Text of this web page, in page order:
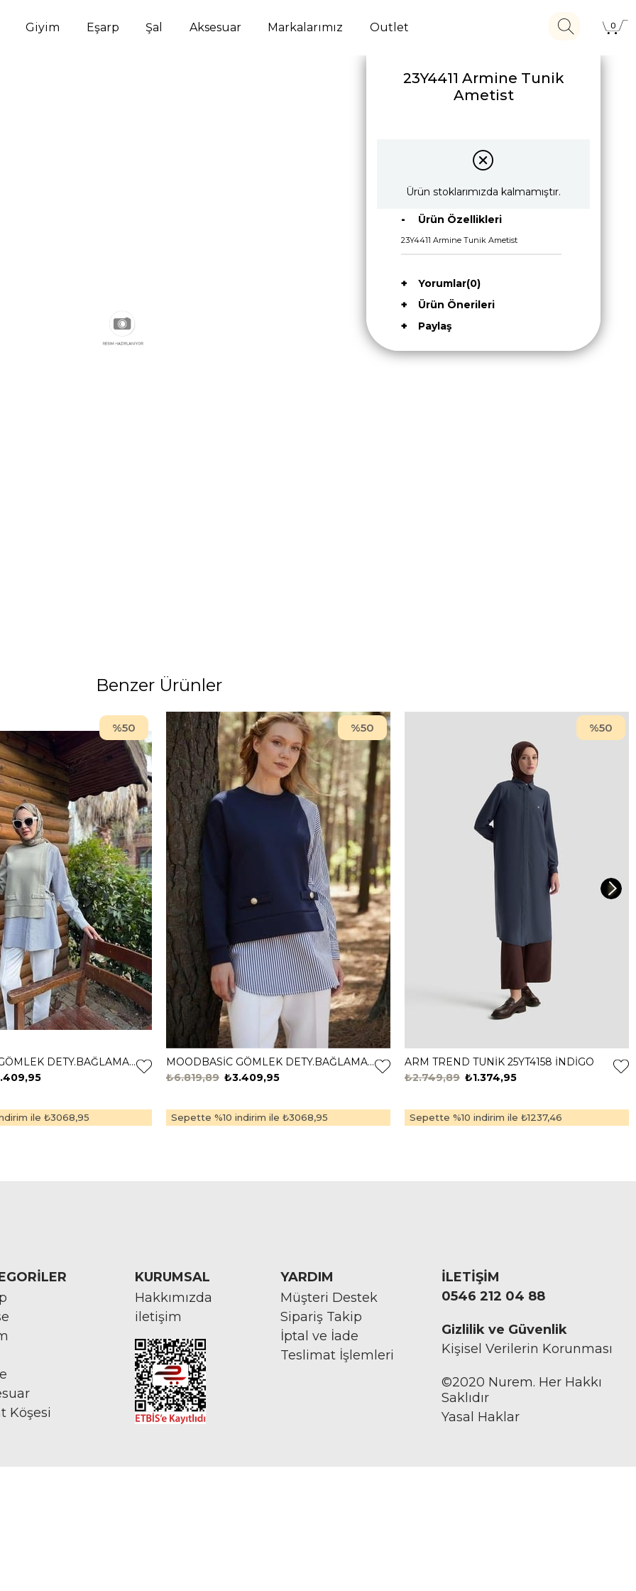
Giyim Eşarp Şal Aksesuar Markalarımız Outlet 0
23Y4411 Armine Tunik
Ametist
Ürün stoklarımızda kalmamıştır.
Ürün Özellikleri
23Y4411 Armine Tunik Ametist
Yorumlar(0)
Ürün Önerileri
Paylaş
Benzer Ürünler
MOODBASİC GÖMLEK DETY.BAĞLAMALI TUNİK MB21.322 ÇAĞLA
ile ₺3068,95
%50
MOODBASİC GÖMLEK DETY.BAĞLAMALI TUNİK MB21.322 Lacivert
₺3.409,95
₺6.819,89
Sepette %10 indirim ile ₺3068,95
%50
ARM TREND TUNİK 25YT4158 İNDİGO
₺1.374,95
₺2.749,89
Sepette %10 indirim ile ₺1237,46
%50
İLETİŞİM
0546 212 04 88
Gizlilik ve Güvenlik
Kişisel Verilerin Korunması
©2020 Nurem. Her Hakkı
Saklıdır
Yasal Haklar
Köşesi
KURUMSAL
Hakkımızda
iletişim
YARDIM
Müşteri Destek
Sipariş Takip
İptal ve İade
Teslimat İşlemleri